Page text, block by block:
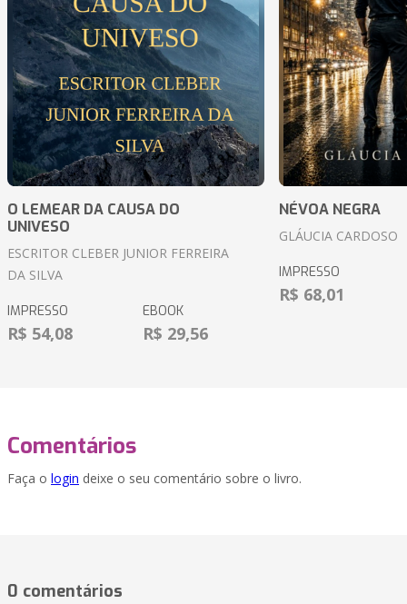
O LEMEAR DA CAUSA DO
UNIVESO
ESCRITOR CLEBER JUNIOR FERREIRA
DA SILVA
IMPRESSO
R$ 54,08
EBOOK
R$ 29,56
NÉVOA NEGRA
GLÁUCIA CARDOSO
IMPRESSO
R$ 68,01
Comentários
Faça o login deixe o seu comentário sobre o livro.
0 comentários